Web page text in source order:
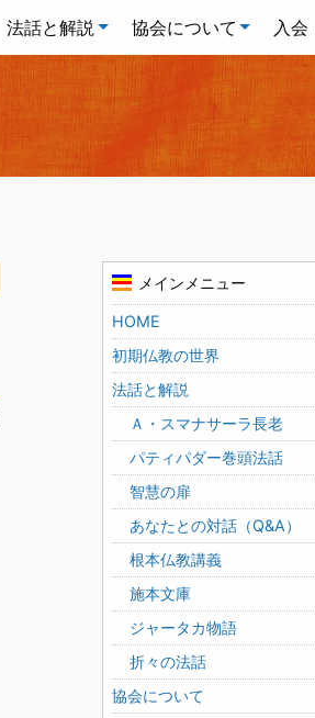
法話と解説 協会について 入会
メインメニュー
HOME
初期仏教の世界
法話と解説
Ａ・スマナサーラ長老
パティパダー巻頭法話
智慧の扉
あなたとの対話（Q&A）
根本仏教講義
施本文庫
ジャータカ物語
折々の法話
協会について